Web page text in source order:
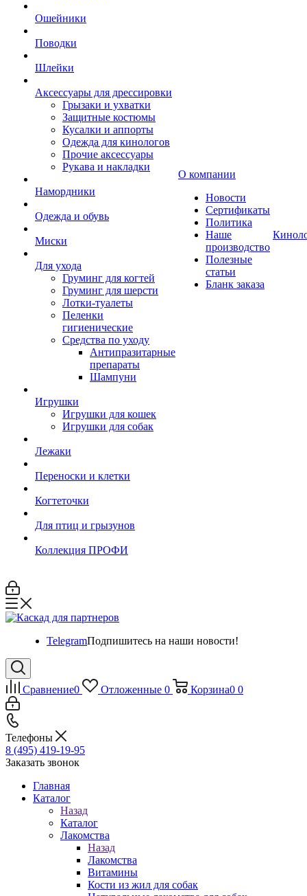
Ошейники
Поводки
Шлейки
Аксессуары для дрессировки
Грызаки и ухватки
Защитные костюмы
Кусалки и аппорты
Одежда для кинологов
Прочие аксессуары
Рукава и накладки
Намордники
Одежда и обувь
Миски
Для ухода
Груминг для когтей
Груминг для шерсти
Лотки-туалеты
Пеленки
гигиенические
Средства по уходу
Антипразитарные
препараты
Шампуни
Игрушки
Игрушки для кошек
Игрушки для собак
Лежаки
Переноски и клетки
Когтеточки
Для птиц и грызунов
Коллекция ПРОФИ
О компании
Новости
Сертификаты
Политика
Наше
производство
Полезные
статьи
Бланк заказа
TelegramПодпишитесь на наши новости!
Сравнение0 Отложенные 0 Корзина0 0
Телефоны
8 (495) 419-19-95
Заказать звонок
Главная
Каталог
Назад
Каталог
Лакомства
Назад
Лакомства
Витамины
Кости из жил для собак